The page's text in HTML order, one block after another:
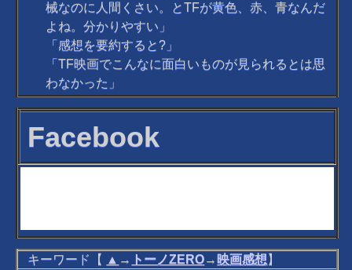
械なのに人間くさい。とTFが黄色、赤、青なんだ
よね。分かりやすい」
「感想を要約すると?」
「TF映画でこんなに面白いものが見られるとは思
わなかった」
Facebook
キーワード【 ▲ → トーノZERO→ 映画感想】